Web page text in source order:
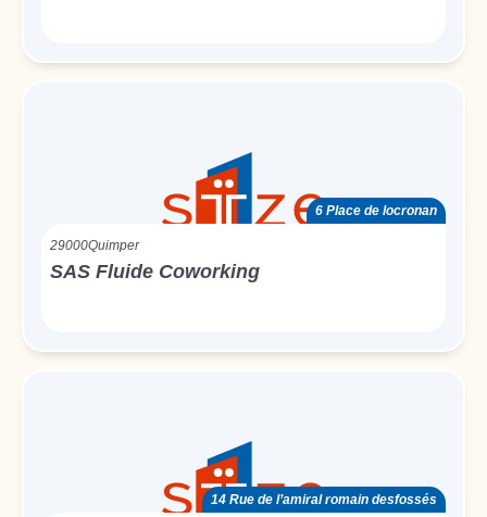
6 Place de locronan
29000Quimper
SAS Fluide Coworking
14 Rue de l’amiral romain desfossés